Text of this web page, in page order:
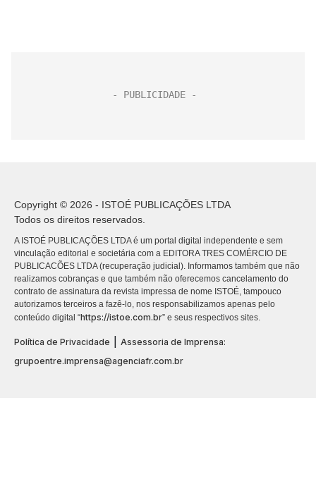
Copyright © 2026 - ISTOÉ PUBLICAÇÕES LTDA
Todos os direitos reservados.
A ISTOÉ PUBLICAÇÕES LTDA é um portal digital independente e sem
vinculação editorial e societária com a EDITORA TRES COMÉRCIO DE
PUBLICACÕES LTDA (recuperação judicial). Informamos também que não
realizamos cobranças e que também não oferecemos cancelamento do
contrato de assinatura da revista impressa de nome ISTOÉ, tampouco
autorizamos terceiros a fazê-lo, nos responsabilizamos apenas pelo
conteúdo digital “https://istoe.com.br” e seus respectivos sites.
Política de Privacidade
Assessoria de Imprensa:
grupoentre.imprensa@agenciafr.com.br